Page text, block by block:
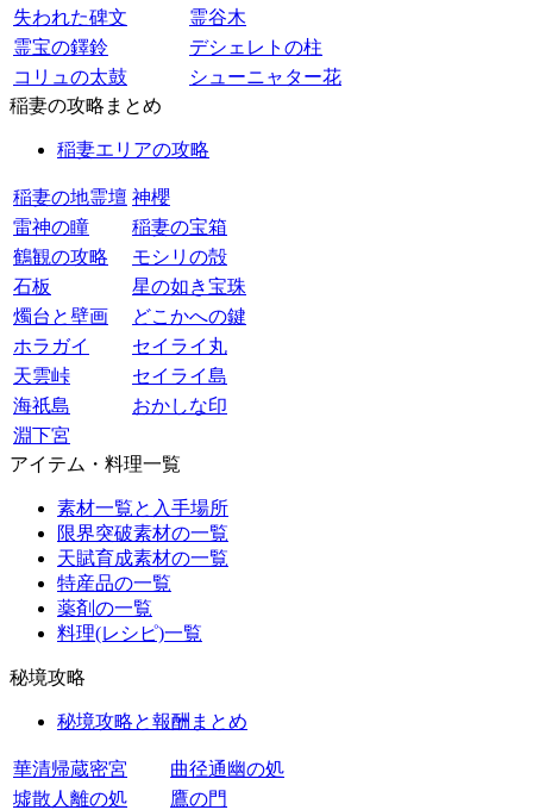
失われた碑文
霊谷木
霊宝の鐸鈴
デシェレトの柱
コリュの太鼓
シューニャター花
稲妻の攻略まとめ
稲妻エリアの攻略
稲妻の地霊壇 神櫻
雷神の瞳
稲妻の宝箱
鶴観の攻略
モシリの殻
石板
星の如き宝珠
燭台と壁画
どこかへの鍵
ホラガイ
セイライ丸
天雲峠
セイライ島
海祇島
おかしな印
淵下宮
アイテム・料理一覧
素材一覧と入手場所
限界突破素材の一覧
天賦育成素材の一覧
特産品の一覧
薬剤の一覧
料理(レシピ)一覧
秘境攻略
秘境攻略と報酬まとめ
華清帰蔵密宮
曲径通幽の処
墟散人離の処
鷹の門